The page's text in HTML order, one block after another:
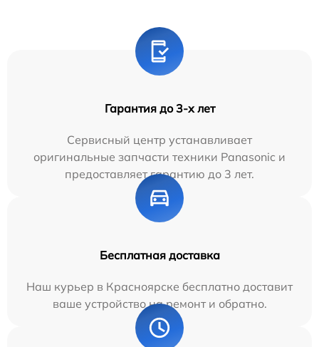
Гарантия до 3-х лет
Сервисный центр устанавливает
оригинальные запчасти техники Panasonic и
предоставляет гарантию до 3 лет.
Бесплатная доставка
Наш курьер в Красноярске бесплатно доставит
ваше устройство на ремонт и обратно.